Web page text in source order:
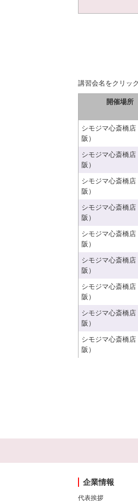
講習会名をクリッ
開催場所
シモジマ心斎橋店
阪）
シモジマ心斎橋店
阪）
シモジマ心斎橋店
阪）
シモジマ心斎橋店
阪）
シモジマ心斎橋店
阪）
シモジマ心斎橋店
阪）
シモジマ心斎橋店
阪）
シモジマ心斎橋店
阪）
シモジマ心斎橋店
阪）
企業情報
代表挨拶